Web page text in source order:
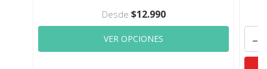
Desde $12.990
VER OPCIONES -